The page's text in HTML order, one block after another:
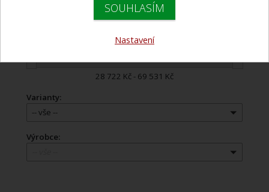
Ceny
Ceny
28 722 Kč - 69 531 Kč
Varianty:
-- vše --
Výrobce:
SOUHLASÍM
Nastavení